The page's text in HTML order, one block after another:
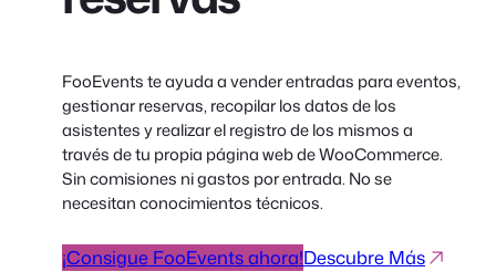
FooEvents te ayuda a vender entradas para eventos,
gestionar reservas, recopilar los datos de los
asistentes y realizar el registro de los mismos a
través de tu propia página web de WooCommerce.
Sin comisiones ni gastos por entrada. No se
necesitan conocimientos técnicos.
¡Consigue FooEvents ahora!Descubre Más